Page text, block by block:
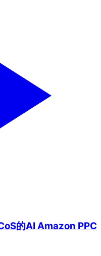
的AI Amazon PPC